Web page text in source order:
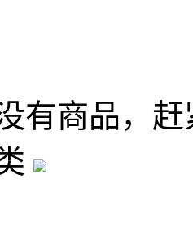
有商品，